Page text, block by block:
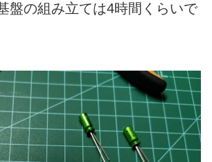
盤の組み立ては4時間くらいで